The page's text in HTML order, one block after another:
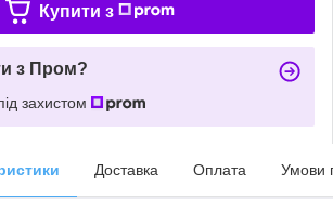
Купити з
з Пром?
захистом
Доставка Оплата Умови